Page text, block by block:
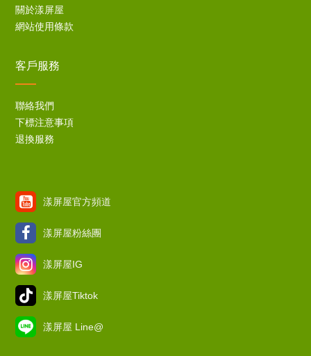
關於漾屏屋
網站使用條款
客戶服務
聯絡我們
下標注意事項
退換服務
漾屏屋官方頻道
漾屏屋粉絲團
漾屏屋IG
漾屏屋Tiktok
漾屏屋 Line@